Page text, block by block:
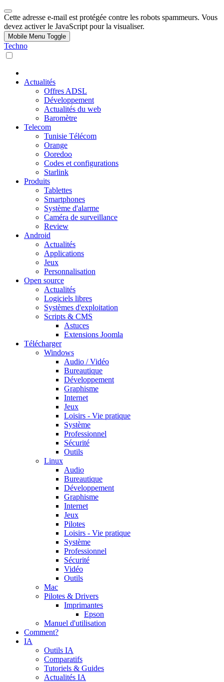
Cette adresse e-mail est protégée contre les robots spammeurs. Vous
devez activer le JavaScript pour la visualiser.
Mobile Menu Toggle
Techno
Actualités
Offres ADSL
Développement
Actualités du web
Baromètre
Telecom
Tunisie Télécom
Orange
Ooredoo
Codes et configurations
Starlink
Produits
Tablettes
Smartphones
Système d'alarme
Caméra de surveillance
Review
Android
Actualités
Applications
Jeux
Personnalisation
Open source
Actualités
Logiciels libres
Systèmes d'exploitation
Scripts & CMS
Astuces
Extensions Joomla
Télécharger
Windows
Audio / Vidéo
Bureautique
Développement
Graphisme
Internet
Jeux
Loisirs - Vie pratique
Système
Professionnel
Sécurité
Outils
Linux
Audio
Bureautique
Développement
Graphisme
Internet
Jeux
Pilotes
Loisirs - Vie pratique
Système
Professionnel
Sécurité
Vidéo
Outils
Mac
Pilotes & Drivers
Imprimantes
Epson
Manuel d'utilisation
Comment?
IA
Outils IA
Comparatifs
Tutoriels & Guides
Actualités IA